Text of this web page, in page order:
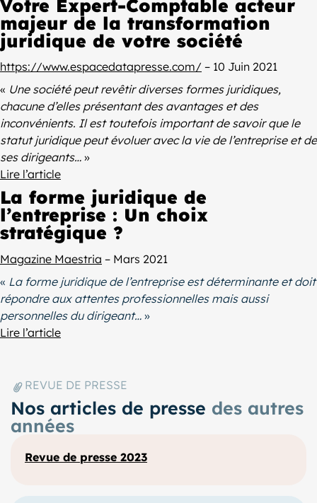
Votre Expert-Comptable acteur
majeur de la transformation
juridique de votre société
https://www.espacedatapresse.com/ – 10 Juin 2021
« Une société peut revêtir diverses formes juridiques,
chacune d’elles présentant des avantages et des
inconvénients. Il est toutefois important de savoir que le
statut juridique peut évoluer avec la vie de l’entreprise et de
ses dirigeants… »
Lire l’article
La forme juridique de
l’entreprise : Un choix
stratégique ?
Magazine Maestria – Mars 2021
« La forme juridique de l’entreprise est déterminante et doit
répondre aux attentes professionnelles mais aussi
personnelles du dirigeant… »
Lire l’article
REVUE DE PRESSE
Nos articles de presse des autres
années
Revue de presse 2023